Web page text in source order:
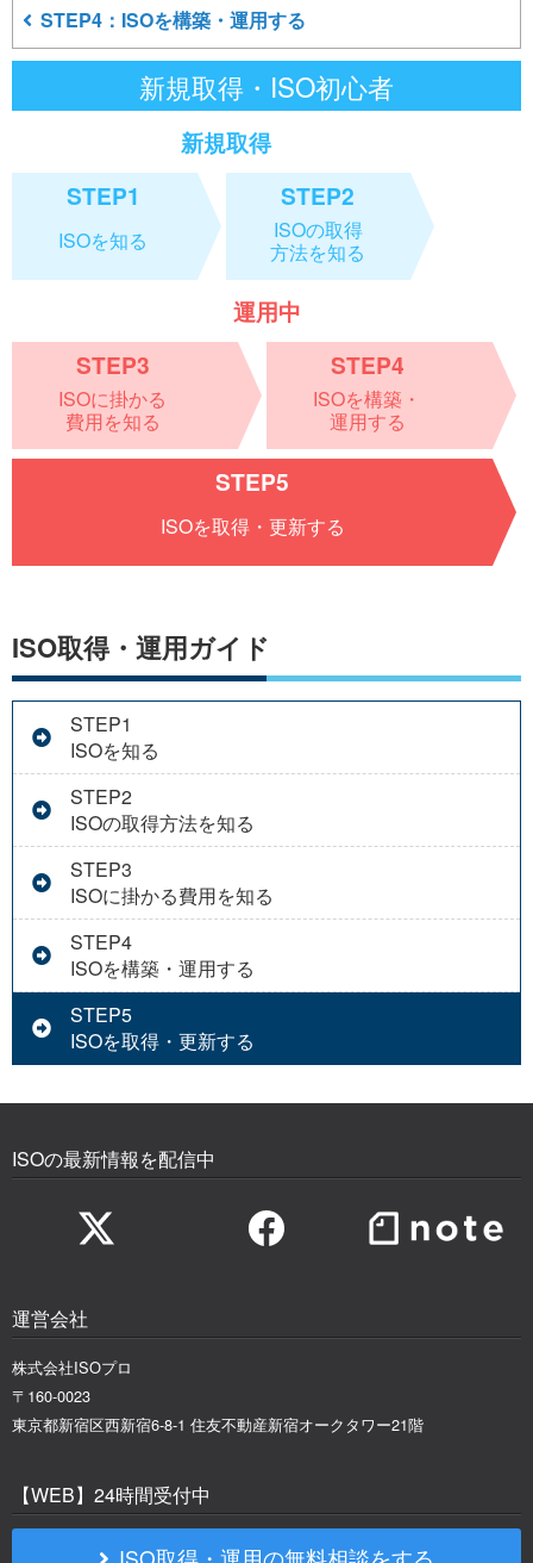
STEP4：ISOを構築・運用する
新規取得・ISO初心者
新規取得
STEP1
ISOを知る
STEP2
ISOの取得
方法を知る
運用中
STEP3
ISOに掛かる
費用を知る
STEP4
ISOを構築・
運用する
STEP5
ISOを取得・ 更新する
ISO取得・運用ガイド
STEP1
ISOを知る
STEP2
ISOの取得方法を知る
STEP3
ISOに掛かる費用を知る
STEP4
ISOを構築・運用する
STEP5
ISOを取得・更新する
ISOの最新情報を配信中
運営会社
株式会社ISOプロ
〒160-0023
東京都新宿区西新宿6-8-1 住友不動産新宿オークタワー21階
【WEB】24時間受付中